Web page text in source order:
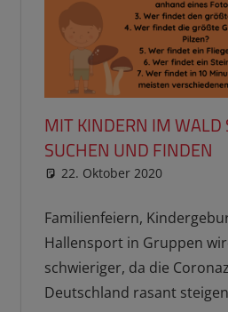
MIT KINDERN IM WALD
SUCHEN UND FINDEN
22. Oktober 2020
Familienfeiern,
Hallensport in Gruppen
schwieriger, da die
Deutschland rasant